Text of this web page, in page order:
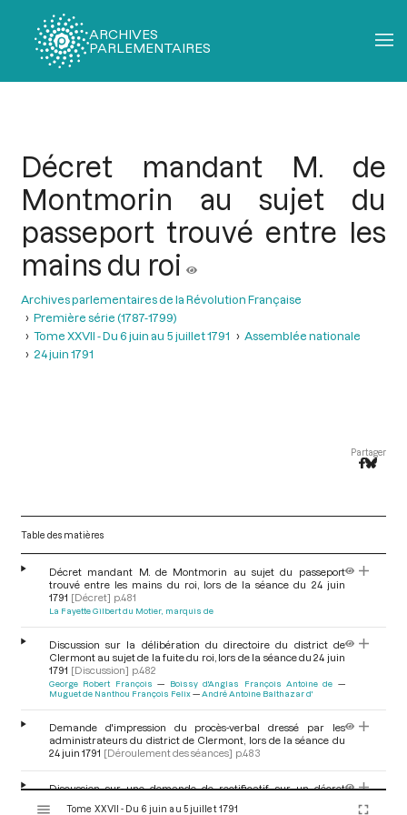
ARCHIVES
PARLEMENTAIRES
Décret mandant M. de
Montmorin au sujet du
passeport trouvé entre les
mains du roi
Archives parlementaires de la Révolution Française
Première série (1787-1799)
Tome XXVII - Du 6 juin au 5 juillet 1791
Assemblée nationale
24 juin 1791
Partager
Table des matières
Décret mandant M. de Montmorin au sujet du passeport
trouvé entre les mains du roi, lors de la séance du 24 juin
1791 [Décret] p.481
La Fayette Gilbert du Motier, marquis de
Discussion sur la délibération du directoire du district de
Clermont au sujet de la fuite du roi, lors de la séance du 24 juin
1791 [Discussion] p.482
George Robert François
Boissy d'Anglas François Antoine de
Muguet de Nanthou François Felix
André Antoine Balthazar d'
Demande d'impression du procès-verbal dressé par les
administrateurs du district de Clermont, lors de la séance du
24 juin 1791 [Déroulement des séances] p.483
Discussion sur une demande de rectificatif sur un décret
Tome XXVII - Du 6 juin au 5 juillet 1791